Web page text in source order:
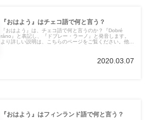
『おはよう』はチェコ語で何と言う？
『おはよう』は、チェコ語で何と言うのか？『Dobré
ráno』と表記し、『ドブレー・ラーノ』と発音します。
より詳しい説明は、こちらのページをご覧ください。他の
2020.03.07
『おはよう』はフィンランド語で何と言う？